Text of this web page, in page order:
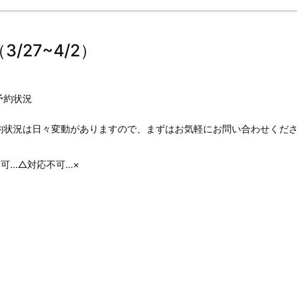
27~4/2）
約状況
は日々変動がありますので、まずはお気軽にお問い合わせくださ
…△対応不可…×